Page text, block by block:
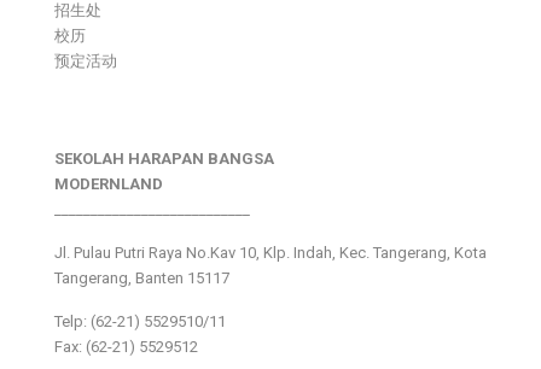
招生处
校历
预定活动
SEKOLAH HARAPAN BANGSA
MODERNLAND
Jl. Pulau Putri Raya No.Kav 10, Klp. Indah, Kec. Tangerang, Kota
Tangerang, Banten 15117
Telp: (62-21) 5529510/11
Fax: (62-21) 5529512